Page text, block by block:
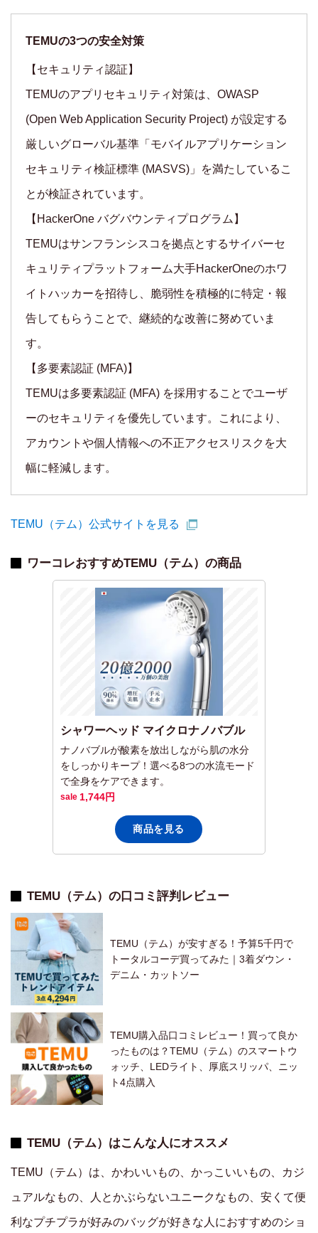
TEMUの3つの安全対策
【セキュリティ認証】
TEMUのアプリセキュリティ対策は、OWASP
(Open Web Application Security Project) が設定する
厳しいグローバル基準「モバイルアプリケーション
セキュリティ検証標準 (MASVS)」を満たしているこ
とが検証されています。
【HackerOne バグバウンティプログラム】
TEMUはサンフランシスコを拠点とするサイバーセ
キュリティプラットフォーム大手HackerOneのホワ
イトハッカーを招待し、脆弱性を積極的に特定・報
告してもらうことで、継続的な改善に努めていま
す。
【多要素認証 (MFA)】
TEMUは多要素認証 (MFA) を採用することでユーザ
ーのセキュリティを優先しています。これにより、
アカウントや個人情報への不正アクセスリスクを大
幅に軽減します。
TEMU（テム）公式サイトを見る
ワーコレおすすめTEMU（テム）の商品
シャワーヘッド マイクロナノバブル
ナノバブルが酸素を放出しながら肌の水分
をしっかりキープ！選べる8つの水流モード
で全身をケアできます。
1,744円
商品を見る
TEMU（テム）の口コミ評判レビュー
TEMU（テム）が安すぎる！予算5千円で
トータルコーデ買ってみた｜3着ダウン・
デニム・カットソー
TEMU購入品口コミレビュー！買って良か
ったものは？TEMU（テム）のスマートウ
ォッチ、LEDライト、厚底スリッパ、ニッ
ト4点購入
TEMU（テム）はこんな人にオススメ
TEMU（テム）は、かわいいもの、かっこいいもの、カジ
ュアルなもの、人とかぶらないユニークなもの、安くて便
利なプチプラが好みのバッグが好きな人におすすめのショ